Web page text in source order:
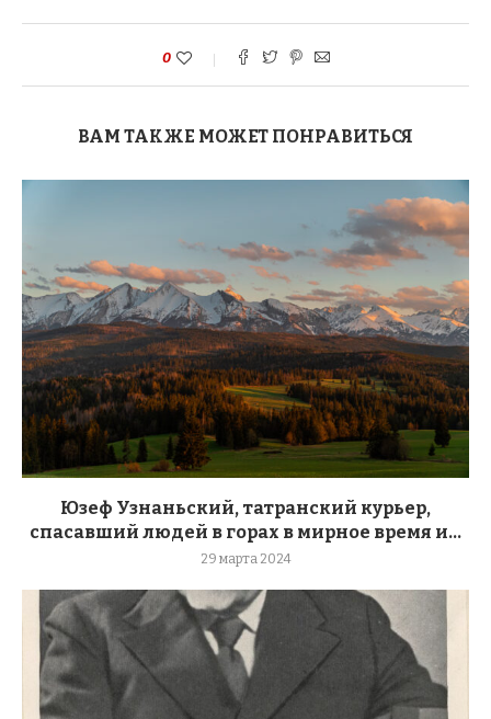
0
ВАМ ТАКЖЕ МОЖЕТ ПОНРАВИТЬСЯ
Юзеф Узнаньский, татранский курьер,
спасавший людей в горах в мирное время и...
29 марта 2024